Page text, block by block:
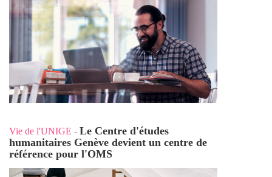
Vie de l'UNIGE - Le Centre d'études
humanitaires Genève devient un centre de
référence pour l'OMS